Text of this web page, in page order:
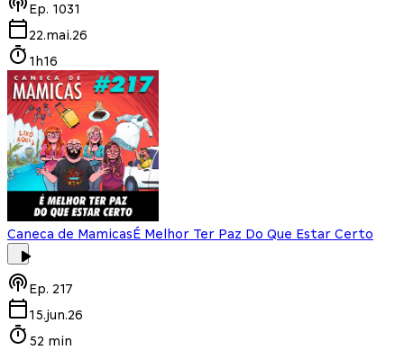
Ep. 1031
22.mai.26
1h16
Caneca de MamicasÉ Melhor Ter Paz Do Que Estar Certo
Ep. 217
15.jun.26
52 min